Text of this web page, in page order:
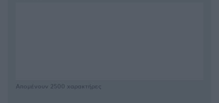
Απομένουν 2500 χαρακτήρες